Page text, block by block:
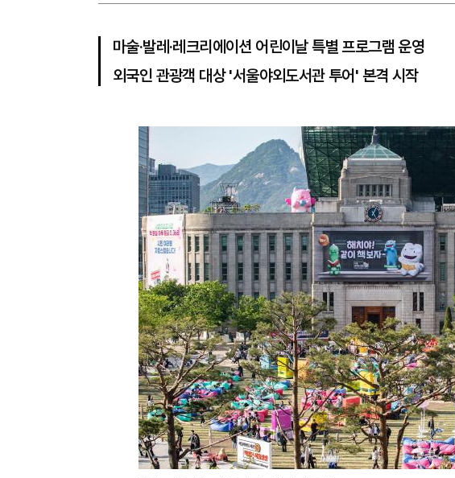
마술·발레·레크리에이션 어린이날 특별 프로그램 운영
외국인 관광객 대상 '서울야외도서관 투어' 본격 시작